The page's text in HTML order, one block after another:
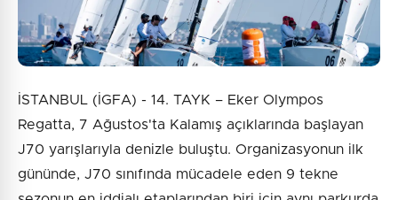
İSTANBUL (İGFA) - 14. TAYK – Eker Olympos
Regatta, 7 Ağustos'ta Kalamış açıklarında başlayan
J70 yarışlarıyla denizle buluştu. Organizasyonun ilk
gününde, J70 sınıfında mücadele eden 9 tekne